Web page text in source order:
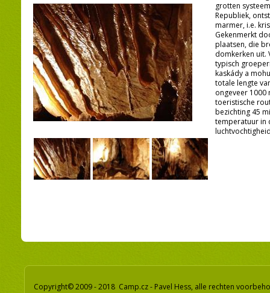
grotten
Republiek,
marmer, i.e.
Gekenmerkt
plaatsen, die
domkerken uit.
typisch
kaskády a
totale lengte
ongeveer 1000
toeristische
bezichting 45
temperatuur in
Copyright© 2009 - 2018 Camp.cz - Pavel Hess, alle rechten